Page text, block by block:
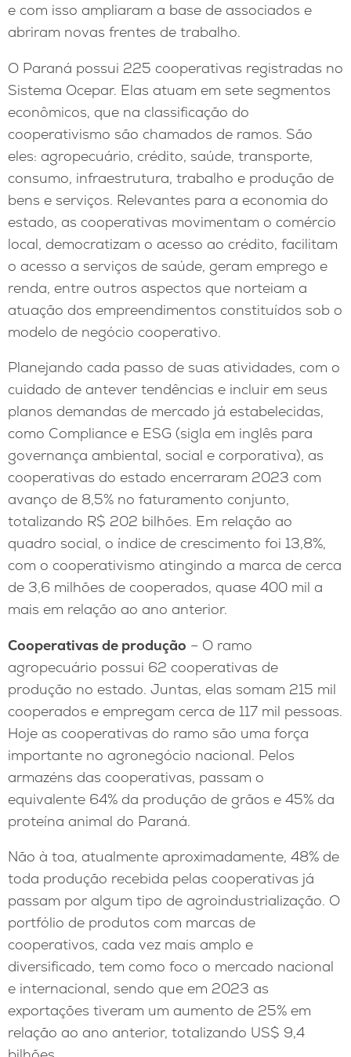
e com isso ampliaram a base de associados e
abriram novas frentes de trabalho.
O Paraná possui 225 cooperativas registradas no
Sistema Ocepar. Elas atuam em sete segmentos
econômicos, que na classificação do
cooperativismo são chamados de ramos. São
eles: agropecuário, crédito, saúde, transporte,
consumo, infraestrutura, trabalho e produção de
bens e serviços. Relevantes para a economia do
estado, as cooperativas movimentam o comércio
local, democratizam o acesso ao crédito, facilitam
o acesso a serviços de saúde, geram emprego e
renda, entre outros aspectos que norteiam a
atuação dos empreendimentos constituídos sob o
modelo de negócio cooperativo.
Planejando cada passo de suas atividades, com o
cuidado de antever tendências e incluir em seus
planos demandas de mercado já estabelecidas,
como Compliance e ESG (sigla em inglês para
governança ambiental, social e corporativa), as
cooperativas do estado encerraram 2023 com
avanço de 8,5% no faturamento conjunto,
totalizando R$ 202 bilhões. Em relação ao
quadro social, o índice de crescimento foi 13,8%,
com o cooperativismo atingindo a marca de cerca
de 3,6 milhões de cooperados, quase 400 mil a
mais em relação ao ano anterior.
Cooperativas de produção – O ramo
agropecuário possui 62 cooperativas de
produção no estado. Juntas, elas somam 215 mil
cooperados e empregam cerca de 117 mil pessoas.
Hoje as cooperativas do ramo são uma força
importante no agronegócio nacional. Pelos
armazéns das cooperativas, passam o
equivalente 64% da produção de grãos e 45% da
proteína animal do Paraná.
Não à toa, atualmente aproximadamente, 48% de
toda produção recebida pelas cooperativas já
passam por algum tipo de agroindustrialização. O
portfólio de produtos com marcas de
cooperativos, cada vez mais amplo e
diversificado, tem como foco o mercado nacional
e internacional, sendo que em 2023 as
exportações tiveram um aumento de 25% em
relação ao ano anterior, totalizando US$ 9,4